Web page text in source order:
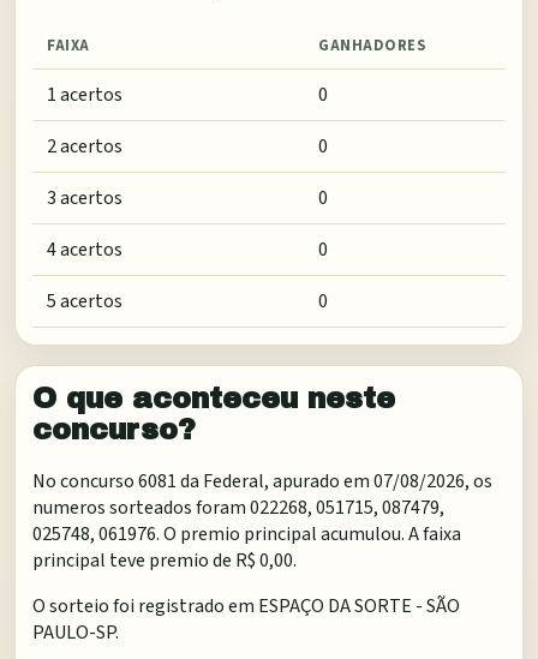
FAIXA GANHADORES
1 acertos
0
2 acertos
0
3 acertos
0
4 acertos
0
5 acertos
0
O que aconteceu neste
concurso?
No concurso 6081 da Federal, apurado em 07/08/2026, os
numeros sorteados foram 022268, 051715, 087479,
025748, 061976. O premio principal acumulou. A faixa
principal teve premio de R$ 0,00.
O sorteio foi registrado em ESPAÇO DA SORTE - SÃO
PAULO-SP.